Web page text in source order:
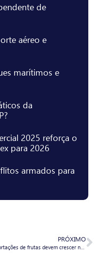
de
aéreo e
marítimos e
da
2025 reforça o
para 2026
armados para
PRÓXIMO
Exportações de frutas devem crescer no segundo semestre